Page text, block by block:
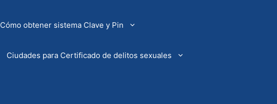
Cómo obtener sistema Clave y Pin
Ciudades para Certificado de delitos sexuales